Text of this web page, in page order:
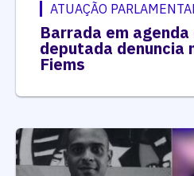
ATUAÇÃO
Barrada em
deputada denuncia
Fiems